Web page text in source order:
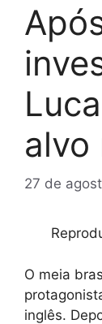
alvo
27 de
O meia
inglês.